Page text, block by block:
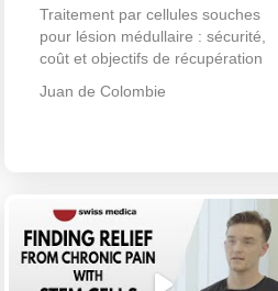
Traitement par cellules souches
pour lésion médullaire : sécurité,
coût et objectifs de récupération
Juan de Colombie